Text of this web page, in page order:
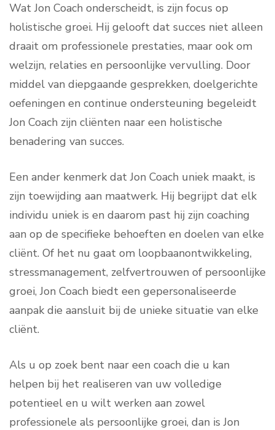
Wat Jon Coach onderscheidt, is zijn focus op
holistische groei. Hij gelooft dat succes niet alleen
draait om professionele prestaties, maar ook om
welzijn, relaties en persoonlijke vervulling. Door
middel van diepgaande gesprekken, doelgerichte
oefeningen en continue ondersteuning begeleidt
Jon Coach zijn cliënten naar een holistische
benadering van succes.
Een ander kenmerk dat Jon Coach uniek maakt, is
zijn toewijding aan maatwerk. Hij begrijpt dat elk
individu uniek is en daarom past hij zijn coaching
aan op de specifieke behoeften en doelen van elke
cliënt. Of het nu gaat om loopbaanontwikkeling,
stressmanagement, zelfvertrouwen of persoonlijke
groei, Jon Coach biedt een gepersonaliseerde
aanpak die aansluit bij de unieke situatie van elke
cliënt.
Als u op zoek bent naar een coach die u kan
helpen bij het realiseren van uw volledige
potentieel en u wilt werken aan zowel
professionele als persoonlijke groei, dan is Jon